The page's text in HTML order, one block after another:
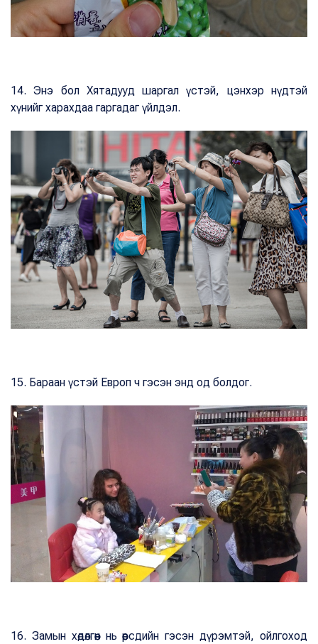
14. Энэ бол Хятадууд шаргал үстэй, цэнхэр нүдтэй
хүнийг харахдаа гаргадаг үйлдэл.
15. Бараан үстэй Европ ч гэсэн энд од болдог.
16. Замын хөдөлгөөн нь өөрсдийн гэсэн дүрэмтэй, ойлгоход